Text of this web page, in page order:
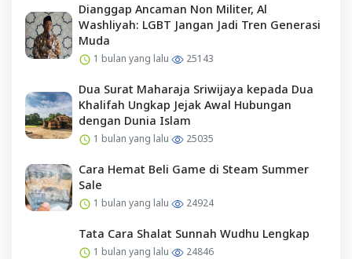
Dianggap Ancaman Non Militer, Al
Washliyah: LGBT Jangan Jadi Tren Generasi
Muda
1 bulan yang lalu 25143
Dua Surat Maharaja Sriwijaya kepada Dua
Khalifah Ungkap Jejak Awal Hubungan
dengan Dunia Islam
1 bulan yang lalu 25035
Cara Hemat Beli Game di Steam Summer
Sale
1 bulan yang lalu 24924
Tata Cara Shalat Sunnah Wudhu Lengkap
1 bulan yang lalu 24846